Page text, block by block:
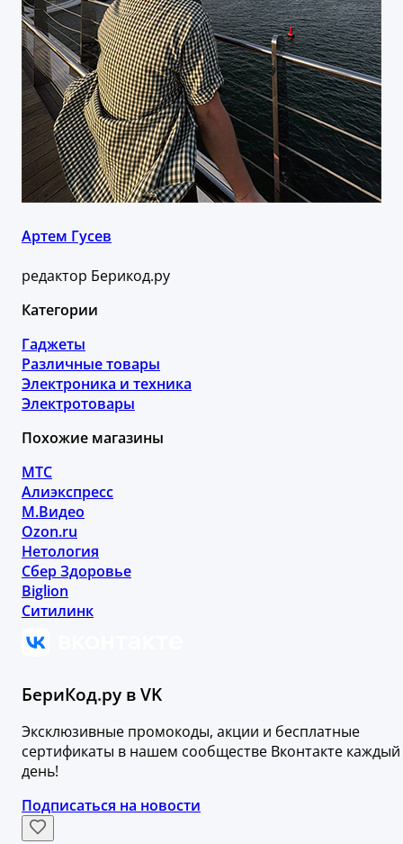
Артем Гусев
редактор Берикод.ру
Категории
Гаджеты
Различные товары
Электроника и техника
Электротовары
Похожие магазины
МТС
Алиэкспресс
М.Видео
Ozon.ru
Нетология
Сбер Здоровье
Biglion
Ситилинк
БериКод.ру в VK
Эксклюзивные промокоды, акции и бесплатные
сертификаты в нашем сообществе Вконтакте каждый
день!
Подписаться на новости